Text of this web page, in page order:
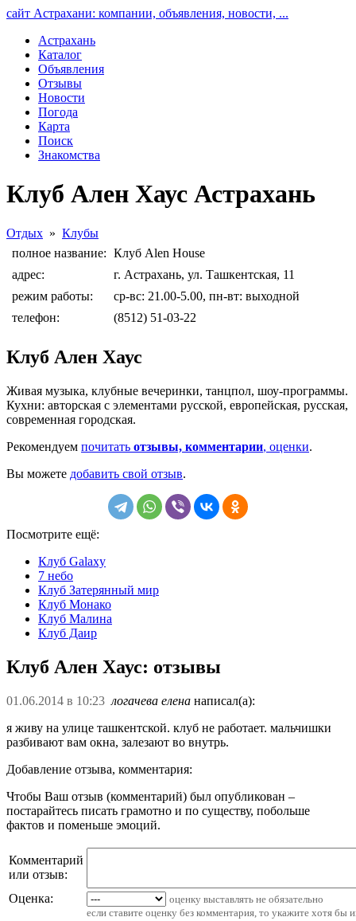
сайт Астрахани: компании, объявления, новости, ...
Астрахань
Каталог
Объявления
Отзывы
Новости
Погода
Карта
Поиск
Знакомства
Клуб Ален Хаус Астрахань
Отдых » Клубы
полное название: Клуб Alen House
адрес:
г. Астрахань, ул. Ташкентская, 11
режим работы:
ср-вс: 21.00-5.00, пн-вт: выходной
телефон:
(8512) 51-03-22
Клуб Ален Хаус
Живая музыка, клубные вечеринки, танцпол, шоу-программы.
Кухни: авторская с элементами русской, европейская, русская,
современная городская.
Рекомендуем почитать отзывы, комментарии, оценки.
Вы можете добавить свой отзыв.
Посмотрите ещё:
Клуб Galaxy
7 небо
Клуб Затерянный мир
Клуб Монако
Клуб Малина
Клуб Даир
Клуб Ален Хаус: отзывы
01.06.2014 в 10:23 логачева елена написал(а):
я живу на улице ташкентской. клуб не работает. мальчишки
разбивают вам окна, залезают во внутрь.
Добавление отзыва, комментария:
Чтобы Ваш отзыв (комментарий) был опубликован –
постарайтесь писать грамотно и по существу, побольше
фактов и поменьше эмоций.
Комментарий
или отзыв:
Оценка:
оценку выставлять не обязательно
если ставите оценку без комментария, то укажите хотя бы